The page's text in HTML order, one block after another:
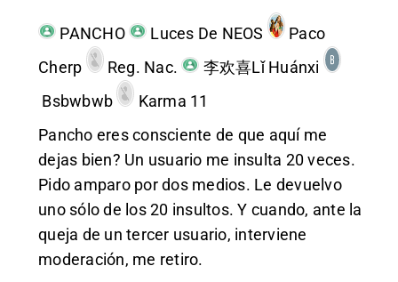
PANCHO Luces De NEOS
Paco
Cherp
Reg. Nac.
李欢喜Lǐ Huánxi
Bsbwbwb
Karma 11
Pancho eres consciente de que aquí me
dejas bien? Un usuario me insulta 20 veces.
Pido amparo por dos medios. Le devuelvo
uno sólo de los 20 insultos. Y cuando, ante la
queja de un tercer usuario, interviene
moderación, me retiro.